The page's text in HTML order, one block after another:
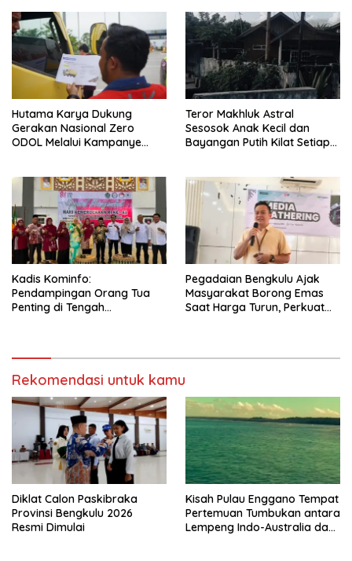
Terjadi Pelepasan Energi
Mendadak Potensi Gempa
8.4 SR dan Picu Tsunami 15
Meter
Hutama Karya Dukung
Gerakan Nasional Zero
ODOL Melalui Kampanye
Teror Makhluk Astral
Sesosok Anak Kecil dan
Bayangan Putih Kilat Setiap
Kadis Kominfo:
Pendampingan Orang Tua
Penting di Tengah
Pegadaian Bengkulu Ajak
Masyarakat Borong Emas
Saat Harga Turun, Perkuat
Rekomendasi untuk kamu
Diklat Calon Paskibraka
Provinsi Bengkulu 2026
Resmi Dimulai
Kisah Pulau Enggano Tempat
Pertemuan Tumbukan antara
Lempeng Indo-Australia dan